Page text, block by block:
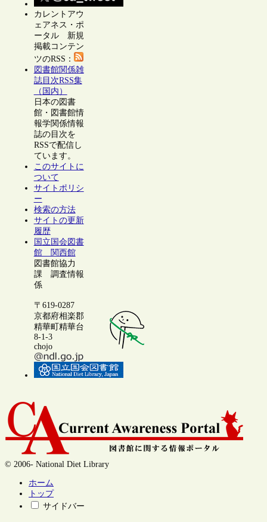
カレントアウ
ェアネス・ポ
ータル 新規
掲載コンテン
ツのRSS：
図書館関係雑
誌目次RSS集
（国内）
日本の図書
館・図書館情
報学関係情報
誌の目次を
RSSで配信し
ています。
このサイトに
ついて
サイトポリシ
ー
検索の方法
サイトの更新
履歴
国立国会図書
館 関西館
図書館協力
課 調査情報
係
〒619-0287
京都府相楽郡
精華町精華台
8-1-3
chojo
© 2006- National Diet Library
ホーム
トップ
サイドバー